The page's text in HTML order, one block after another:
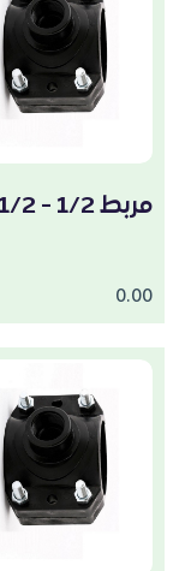
مربط 1/2 - 1/2 1"
0.00